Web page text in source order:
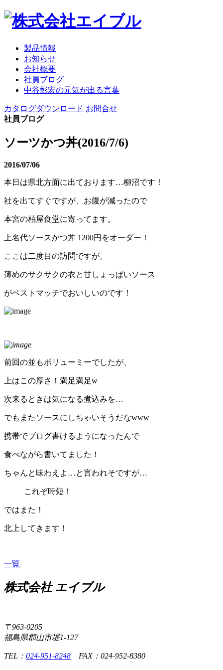
製品情報
お知らせ
会社概要
社員ブログ
中谷彰宏の元気が出る言葉
カタログダウンロード お問合せ
社員ブログ
ソーツかつ丼(2016/7/6)
2016/07/06
本日は県北方面に出ております…柳沼です！
社を出てすぐですが、お腹が減ったので
本宮の柏屋食堂に寄ってます。
上名代ソースかつ丼 1200円をオーダー！
ここは二度目の訪問ですが、
薄めのサクサクの衣と甘しょっぱいソース
がベストマッチでおいしいのです！
前回の並もボリューミーでしたが、
上はこの厚さ！満足満足w
次来るときは気になる煮込みを…
でもまたソースにしちゃいそうだなwww
携帯でブログ書けるようになったんで
食べながら書いてました！
ちゃんと味わえよ…と言われそですが…
これぞ時短！
ではまた！
北上してきます！
一覧
株式会社 エイブル
〒963-0205
福島県郡山市堤1-127
TEL： 024-951-8248 FAX：024-952-8380